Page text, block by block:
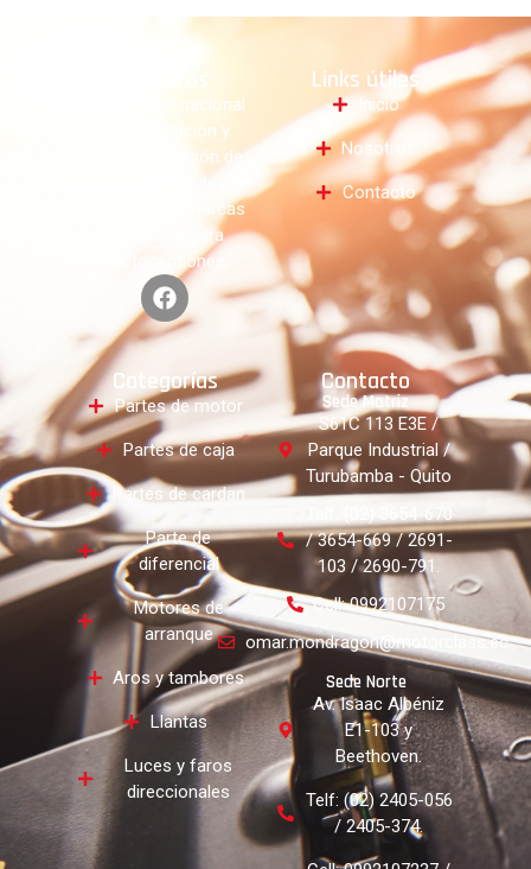
Líder a nivel nacional
en importación y
comercialización de
repuestos de
reconocidas marcas
mundiales para
tractocamiones.
Links útiles
Inicio
Nosotros
Contacto
Categorías
Partes de motor
Partes de caja
Partes de cardan
Parte de
diferencial
Motores de
arranque
Aros y tambores
Llantas
Luces y faros
direccionales
Contacto
Sede Matriz
S61C 113 E3E /
Parque Industrial /
Turubamba - Quito
Telf: (02) 3654-670
/ 3654-669 / 2691-
103 / 2690-791.
Cell: 0992107175
omar.mondragon@motorclass.ec
Sede Norte
Av. Isaac Albéniz
E1-103 y
Beethoven.
Telf: (02) 2405-056
/ 2405-374.